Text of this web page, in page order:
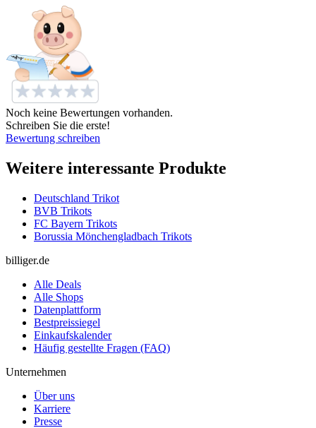
Noch keine Bewertungen vorhanden.
Schreiben Sie die erste!
Bewertung schreiben
Weitere interessante Produkte
Deutschland Trikot
BVB Trikots
FC Bayern Trikots
Borussia Mönchengladbach Trikots
billiger.de
Alle Deals
Alle Shops
Datenplattform
Bestpreissiegel
Einkaufskalender
Häufig gestellte Fragen (FAQ)
Unternehmen
Über uns
Karriere
Presse